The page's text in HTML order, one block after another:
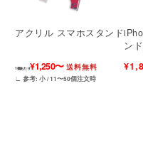
アクリル スマホスタンド
1個あたり¥1,250〜 送料無料
∟ 参考: 小 / 11〜50個注文時
ン